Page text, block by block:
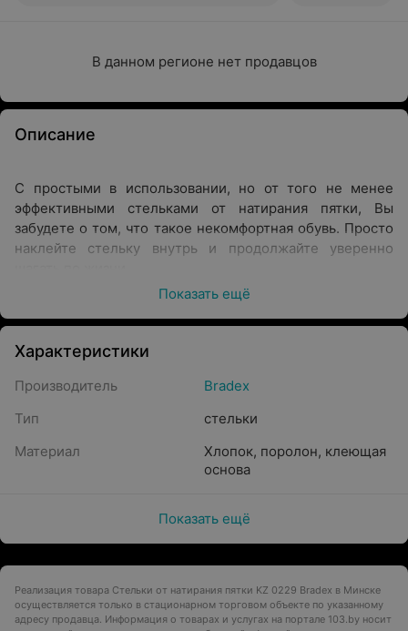
В данном регионе нет продавцов
Описание
С простыми в использовании, но от того не менее
эффективными стельками от натирания пятки, Вы
забудете о том, что такое некомфортная обувь. Просто
наклейте стельку внутрь и продолжайте уверенно
Показать ещё
Характеристики
Производитель
Bradex
Тип
стельки
Материал
Хлопок, поролон, клеющая
основа
Показать ещё
Реализация товара Стельки от натирания пятки KZ 0229 Bradex в Минске
осуществляется только в стационарном торговом объекте по указанному
адресу продавца. Информация о товарах и услугах на портале 103.by носит